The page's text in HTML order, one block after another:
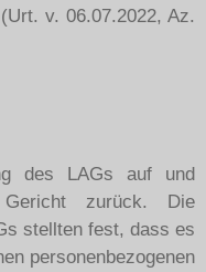
v. 06.07.2022, Az.
des LAGs auf und
zurück. Die
stellten fest, dass es
personenbezogenen